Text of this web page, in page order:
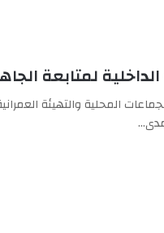
لمتابعة
المحلية والتهيئة